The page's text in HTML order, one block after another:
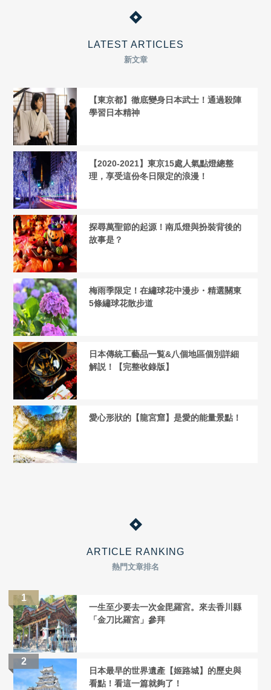
LATEST ARTICLES
新文章
【東京都】徹底變身日本武士！通過殺陣
學習日本精神
【2020-2021】東京15處人氣點燈總整
理，享受這份冬日限定的浪漫！
探尋萬聖節的起源！南瓜燈與扮裝背後的
故事是？
梅雨季限定！在繡球花中漫步・精選關東
5條繡球花散步道
日本傳統工藝品一覧&八個地區個別詳細
解説！【完整收錄版】
愛心形狀的【龍宮窟】是愛的能量景點！
ARTICLE RANKING
熱門文章排名
一生至少要去一次金毘羅宮。來去香川縣
「金刀比羅宮」參拜
日本最早的世界遺產【姬路城】的歷史與
看點！看這一篇就夠了！